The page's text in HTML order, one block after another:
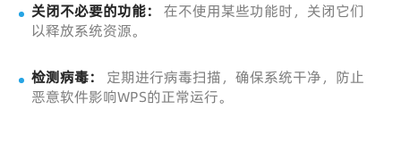
关闭不必要的功能：
在不使用某些功能时，关闭它们
以释放系统资源。
检测病毒：
定期进行病毒扫描，确保系统干净，防止
恶意软件影响WPS的正常运行。